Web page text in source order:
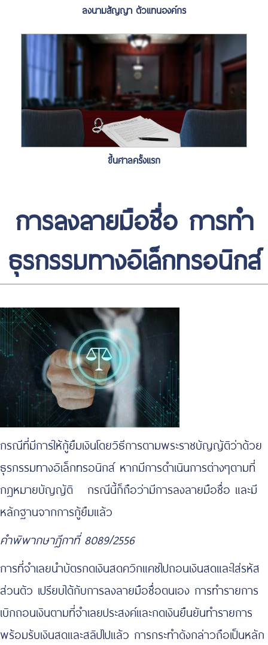
ลงนามสัญญา ตัวแทนองค์กร
ขึ้นศาลครั้งแรก
การลงลายมือชื่อ การทำ
ธุรกรรมทางอิเล็กทรอนิกส์
กรณีที่มีการให้กู้ยืมเงินโดยวิธีการตามพระราชบัญญัติว่าด้วย
ธุรกรรมทางอิเล็กทรอนิกส์ หากมีการดำเนินการต่างๆตามที่
กฎหมายบัญญัติ กรณีนี้ก็ถือว่ามีการลงลายมือชื่อ และมี
หลักฐานจากการกู้ยืมแล้ว
คำพิพากษาฎีกาที่ 8089/2556
การที่จำเลยนำบัตรกดเงินสดควิกแคชไปถอนเงินสดและใส่รหัส
ส่วนตัว เปรียบได้กับการลงลายมือชื่อตนเอง การทำรายการ
เบิกถอนเงินตามที่จำเลยประสงค์และกดเงินยืนยันทำรายการ
พร้อมรับเงินสดและสลิปไปแล้ว การกระทำดังกล่าวถือเป็นหลัก